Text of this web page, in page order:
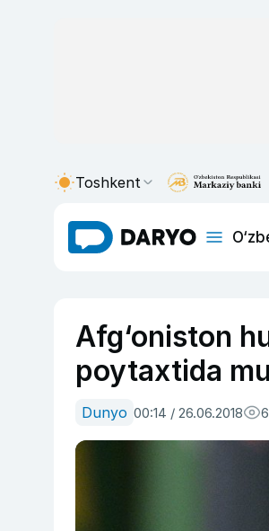
Toshkent
Afg‘oniston
poytaxtida
Dunyo 00:14 / 26.06.2018